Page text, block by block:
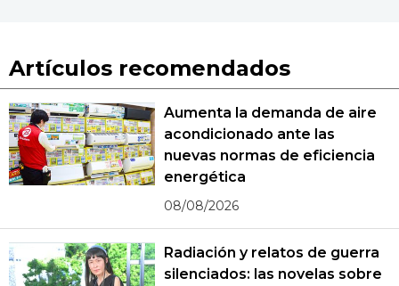
Artículos recomendados
Aumenta la demanda de aire
acondicionado ante las
nuevas normas de eficiencia
energética
08/08/2026
Radiación y relatos de guerra
silenciados: las novelas sobre